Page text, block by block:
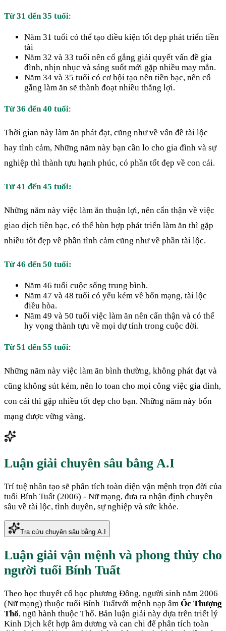
Từ 31 đến 35 tuổi:
Năm 31 tuổi có thể tạo điều kiện tốt đẹp phát triển tiền
tài
Năm 32 và 33 tuổi nên cố gắng giải quyết vấn đề gia
đình, nhịn nhục và sáng suốt mới gặp nhiều may mắn.
Năm 34 và 35 tuổi có cơ hội tạo nên tiền bạc, nên cố
gắng làm ăn sẽ thành đoạt nhiều thắng lợi.
Từ 36 đến 40 tuổi:
Thời gian này làm ăn phát đạt, cũng như về vấn đề tài lộc
hay tình cảm, Những năm này bạn cần lo cho gia đình và sự
nghiệp thì thành tựu hạnh phúc, có phần tốt đẹp về con cái.
Từ 41 đến 45 tuổi:
Những năm này việc làm ăn thuận lợi, nên cẩn thận về việc
giao dịch tiền bạc, có thể hùn hợp phát triển làm ăn thì gặp
nhiều tốt đẹp về phần tình cảm cũng như về phần tài lộc.
Từ 46 đến 50 tuổi:
Năm 46 tuổi cuộc sống trung bình.
Năm 47 và 48 tuổi có yếu kém về bổn mạng, tài lộc
điều hòa.
Năm 49 và 50 tuổi việc làm ăn nên cẩn thận và có thể
hy vọng thành tựu về mọi dự tính trong cuộc đời.
Từ 51 đến 55 tuổi:
Những năm này việc làm ăn bình thường, không phát đạt và
cũng không sút kém, nên lo toan cho mọi công việc gia đình,
con cái thì gặp nhiều tốt đẹp cho bạn. Những năm này bổn
mạng được vững vàng.
Luận giải chuyên sâu bằng A.I
Trí tuệ nhân tạo sẽ phân tích toàn diện vận mệnh trọn đời của
tuổi Bính Tuất (2006) - Nữmạng, đưa ra nhận định chuyên
sâu về tài lộc, tình duyên, sự nghiệp và sức khỏe.
Tra cứu chuyên sâu bằng A.I
Luận giải vận mệnh và phong thủy cho
người tuổi Bính Tuất
Theo học thuyết cổ học phương Đông, người sinh năm 2006
(Nữ mạng) thuộc tuổi Bính Tuấtvới mệnh nạp âm Ốc Thượng
Thổ, ngũ hành thuộc Thổ. Bản luận giải này dựa trên triết lý
Kinh Dịch kết hợp âm dương và can chi để phân tích toàn